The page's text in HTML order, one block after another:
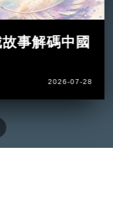
事解碼中國
2026-07-28